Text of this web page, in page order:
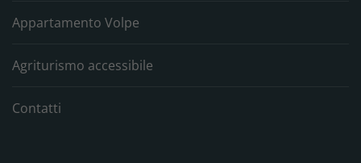
Appartamento Volpe
Agriturismo accessibile
Contatti